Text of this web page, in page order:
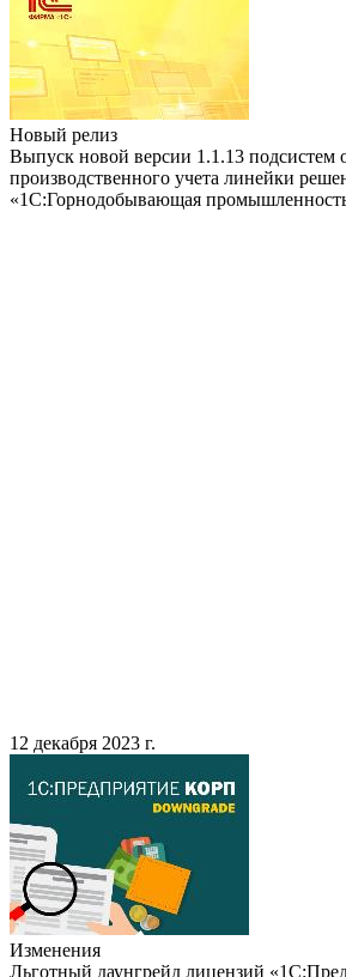
Новый релиз
Выпуск новой версии 1.1.13 подсистем
производственного учета линейки
«1С:Горнодобывающая
12 декабря 2023 г.
Изменения
Льготный даунгрейд лицензий